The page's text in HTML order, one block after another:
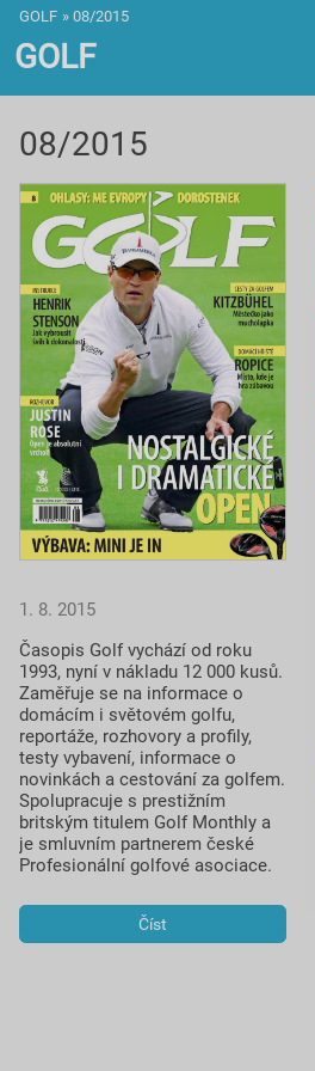
08/2015
1. 8. 2015
Časopis Golf vychází od roku
1993, nyní v nákladu 12 000 kusů.
Zaměřuje se na informace o
domácím i světovém golfu,
reportáže, rozhovory a profily,
testy vybavení, informace o
novinkách a cestování za golfem.
Spolupracuje s prestižním
britským titulem Golf Monthly a
je smluvním partnerem české
Profesionální golfové asociace.
Číst
GOLF » 08/2015
GOLF